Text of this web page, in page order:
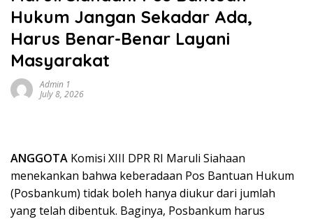
Hukum Jangan Sekadar Ada,
Harus Benar-Benar Layani
Masyarakat
Admin 1
July 8, 2026
ANGGOTA Komisi XIII DPR RI Maruli Siahaan
menekankan bahwa keberadaan Pos Bantuan Hukum
(Posbankum) tidak boleh hanya diukur dari jumlah
yang telah dibentuk. Baginya, Posbankum harus